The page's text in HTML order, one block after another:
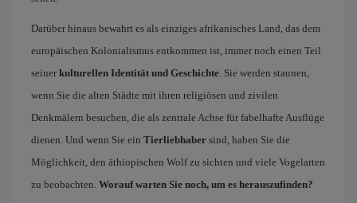
Darüber hinaus bewahrt es als einziges afrikanisches Land, das dem
europäischen Kolonialismus entkommen ist, immer noch einen Teil
seiner kulturellen Identität und Geschichte . Sie werden staunen,
wenn Sie die alten Städte mit ihren religiösen und zivilen
Denkmälern besuchen, die als zentrale Achse für fabelhafte Ausflüge
dienen. Und wenn Sie ein Tierliebhaber sind, haben Sie die
Möglichkeit, den äthiopischen Wolf zu sichten und viele Vogelarten
zu beobachten. Worauf warten Sie noch, um es herauszufinden?